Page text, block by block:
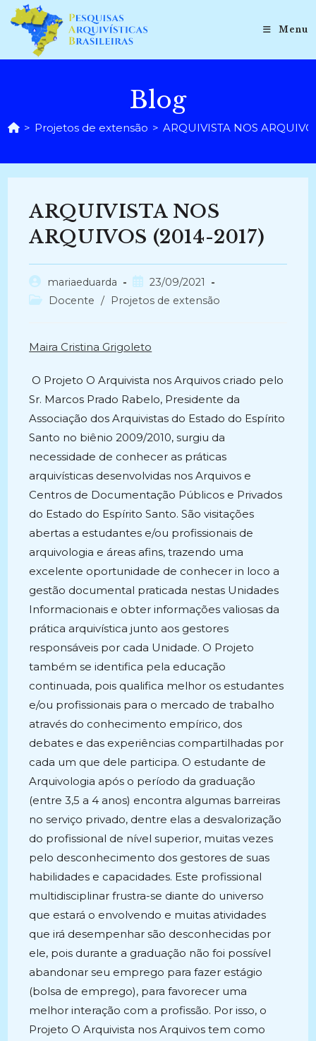
para
conteúdo
Menu
Blog
> Projetos de extensão > ARQUIVISTA NOS
ARQUIVISTA NOS
ARQUIVOS (2014-2017)
Autor
do
mariaeduarda
Post
publicado:
23/09/2021
Categoria
Docente / Projetos de extensão
Maira Cristina Grigoleto
O Projeto O Arquivista nos Arquivos criado pelo
Sr. Marcos Prado Rabelo, Presidente da
Associação dos Arquivistas do Estado do Espírito
Santo no biênio 2009/2010, surgiu da
necessidade de conhecer as práticas
arquivísticas desenvolvidas nos Arquivos e
Centros de Documentação Públicos e Privados
do Estado do Espírito Santo. São visitações
abertas a estudantes e/ou profissionais de
arquivologia e áreas afins, trazendo uma
excelente oportunidade de conhecer in loco a
gestão documental praticada nestas Unidades
Informacionais e obter informações valiosas da
prática arquivística junto aos gestores
responsáveis por cada Unidade. O Projeto
também se identifica pela educação
continuada, pois qualifica melhor os estudantes
e/ou profissionais para o mercado de trabalho
através do conhecimento empírico, dos
debates e das experiências compartilhadas por
cada um que dele participa. O estudante de
Arquivologia após o período da graduação
(entre 3,5 a 4 anos) encontra algumas barreiras
no serviço privado, dentre elas a desvalorização
do profissional de nível superior, muitas vezes
pelo desconhecimento dos gestores de suas
habilidades e capacidades. Este profissional
multidisciplinar frustra-se diante do universo
que estará o envolvendo e muitas atividades
que irá desempenhar são desconhecidas por
ele, pois durante a graduação não foi possível
abandonar seu emprego para fazer estágio
(bolsa de emprego), para favorecer uma
melhor interação com a profissão. Por isso, o
Projeto O Arquivista nos Arquivos tem como